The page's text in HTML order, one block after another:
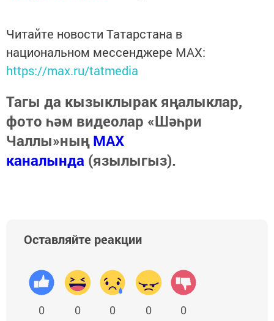
Читайте новости Татарстана в
национальном мессенджере MАХ:
https://max.ru/tatmedia
Тагы да кызыклырак яңалыклар,
фото һәм видеолар «Шәһри
Чаллы»ныңMAX
каналында (язылыгыз).
Оставляйте реакции
0 0 0 0 0